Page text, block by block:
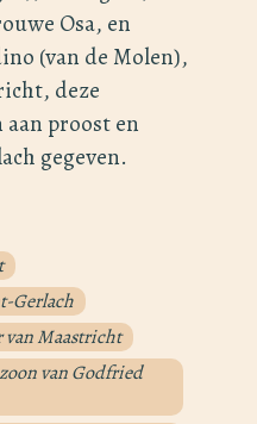
Osa, en
(van de Molen),
deze
proost en
gegeven.
Gerlach
van Maastricht
van Godfried